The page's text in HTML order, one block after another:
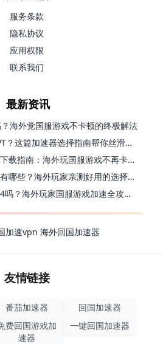
服务条款
隐私协议
应用权限
联系我们
最新资讯
海外党国服游戏不卡顿的终极解法
海外党打枪神纪卡成PPT？这篇加速器选择指南帮你丝滑上分
美国打我的起源加速器下载指南：海外玩国服游戏不再卡的终极方案
江南百景图国外加速器有哪些？海外玩家亲测好用的选择与避坑指南
去国外能打王国保卫战4吗？海外玩家国服游戏加速全攻略（附公主连结幻想江湖实测）
加速vpn 海外回国加速器
友情链接
番茄加速器
回国加速器
费回国游戏加
速器
一键回国加速器